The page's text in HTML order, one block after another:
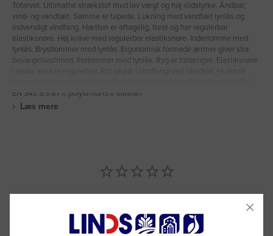
Tofarvet. Ultimativt strækstof med lav vægt og høj slidstyrke. Åndbar,
vind- og vandtæt. Sømme er tapede. Lukning med vandtæt lynlås og
indvendigt vindfang. Hætten er aftagelig, foret og har regulerbar
elastiksnøre. Høj krave med regulerbar elastiksnøre. Inderlomme med
lynlås. Brystlommer med lynlås. Ergonomisk formede ærmer giver stor
bevægelsesfrihed. Forlommer med lynlås. Ryg er forlænget. Elastiksnøre
EN 343 3/3 87% polyamid/13% elastan
Læs mere
Spørgsmål & Svar